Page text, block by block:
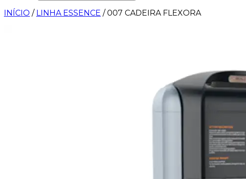
INÍCIO / LINHA ESSENCE / 007 CADEIRA FLEXORA